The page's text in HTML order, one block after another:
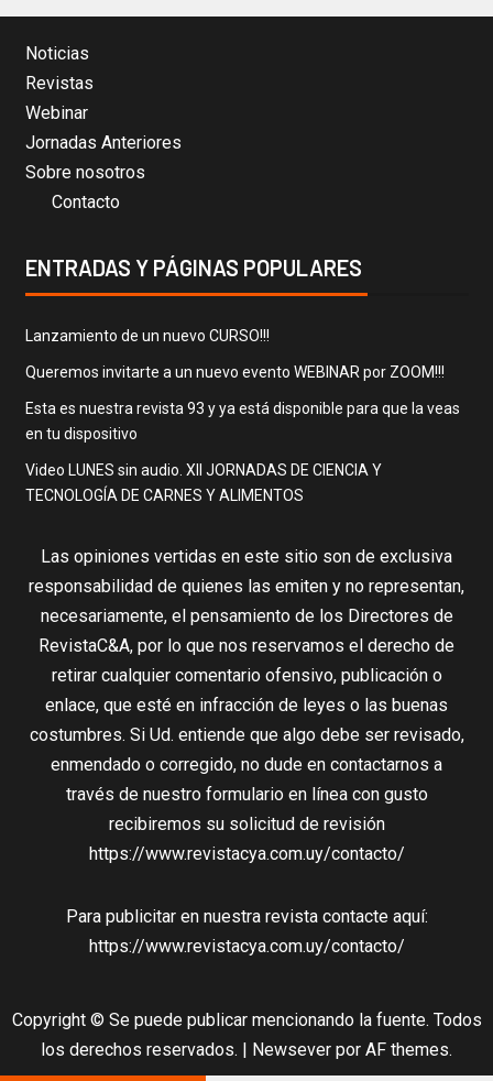
Noticias
Revistas
Webinar
Jornadas Anteriores
Sobre nosotros
Contacto
ENTRADAS Y PÁGINAS POPULARES
Lanzamiento de un nuevo CURSO!!!
Queremos invitarte a un nuevo evento WEBINAR por ZOOM!!!
Esta es nuestra revista 93 y ya está disponible para que la veas
en tu dispositivo
Video LUNES sin audio. XII JORNADAS DE CIENCIA Y
TECNOLOGÍA DE CARNES Y ALIMENTOS
Las opiniones vertidas en este sitio son de exclusiva
responsabilidad de quienes las emiten y no representan,
necesariamente, el pensamiento de los Directores de
RevistaC&A, por lo que nos reservamos el derecho de
retirar cualquier comentario ofensivo, publicación o
enlace, que esté en infracción de leyes o las buenas
costumbres. Si Ud. entiende que algo debe ser revisado,
enmendado o corregido, no dude en contactarnos a
través de nuestro formulario en línea con gusto
recibiremos su solicitud de revisión
https://www.revistacya.com.uy/contacto/
Para publicitar en nuestra revista contacte aquí:
https://www.revistacya.com.uy/contacto/
Copyright © Se puede publicar mencionando la fuente. Todos
los derechos reservados. | Newsever por AF themes.